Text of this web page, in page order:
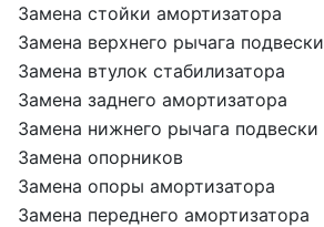
Замена стойки амортизатора
Замена верхнего рычага подвески
Замена втулок стабилизатора
Замена заднего амортизатора
Замена нижнего рычага подвески
Замена опорников
Замена опоры амортизатора
Замена переднего амортизатора